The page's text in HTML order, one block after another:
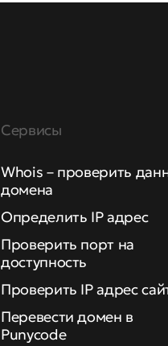
Сервисы
Whois – проверить
домена
Определить IP адрес
Проверить порт на
доступность
Проверить IP адрес
Перевести домен в
Punycode